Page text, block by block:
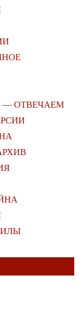
— ОТВЕЧАЕМ